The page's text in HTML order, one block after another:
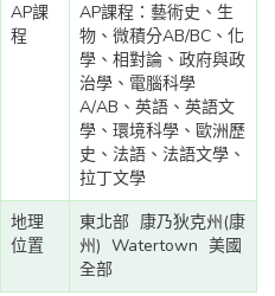
AP課
程
AP課程：藝術史、生
物、微積分AB/BC、化
學、相對論、政府與政
治學、電腦科學
A/AB、英語、英語文
學、環境科學、歐洲歷
史、法語、法語文學、
拉丁文學
地理
位置
東北部 康乃狄克州(康
州) Watertown 美國
全部